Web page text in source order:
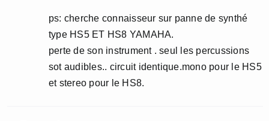
ps: cherche connaisseur sur panne de synthé
type HS5 ET HS8 YAMAHA.
perte de son instrument . seul les percussions
sot audibles.. circuit identique.mono pour le HS5
et stereo pour le HS8.